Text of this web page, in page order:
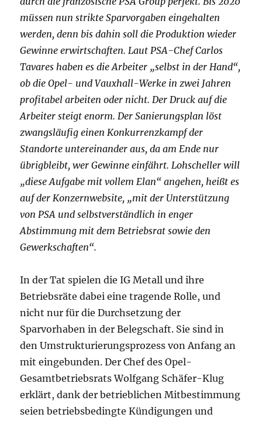
müssen nun strikte Sparvorgaben eingehalten
werden, denn bis dahin soll die Produktion wieder
Gewinne erwirtschaften. Laut PSA-Chef Carlos
Tavares haben es die Arbeiter „selbst in der Hand“,
ob die Opel- und Vauxhall-Werke in zwei Jahren
profitabel arbeiten oder nicht. Der Druck auf die
Arbeiter steigt enorm. Der Sanierungsplan löst
zwangsläufig einen Konkurrenzkampf der
Standorte untereinander aus, da am Ende nur
übrigbleibt, wer Gewinne einfährt. Lohscheller will
„diese Aufgabe mit vollem Elan“ angehen, heißt es
auf der Konzernwebsite, „mit der Unterstützung
von PSA und selbstverständlich in enger
Abstimmung mit dem Betriebsrat sowie den
Gewerkschaften“.
In der Tat spielen die IG Metall und ihre
Betriebsräte dabei eine tragende Rolle, und
nicht nur für die Durchsetzung der
Sparvorhaben in der Belegschaft. Sie sind in
den Umstrukturierungsprozess von Anfang an
mit eingebunden. Der Chef des Opel-
Gesamtbetriebsrats Wolfgang Schäfer-Klug
erklärt, dank der betrieblichen Mitbestimmung
seien betriebsbedingte Kündigungen und